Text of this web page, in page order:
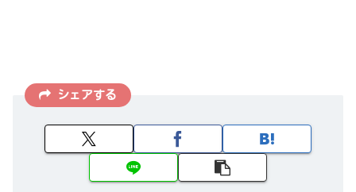
シェアする